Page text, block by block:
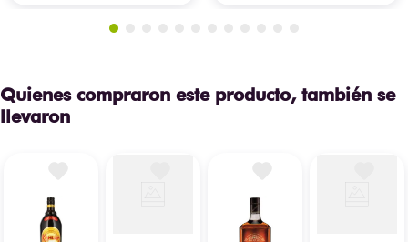
Quienes compraron este producto, también se
llevaron